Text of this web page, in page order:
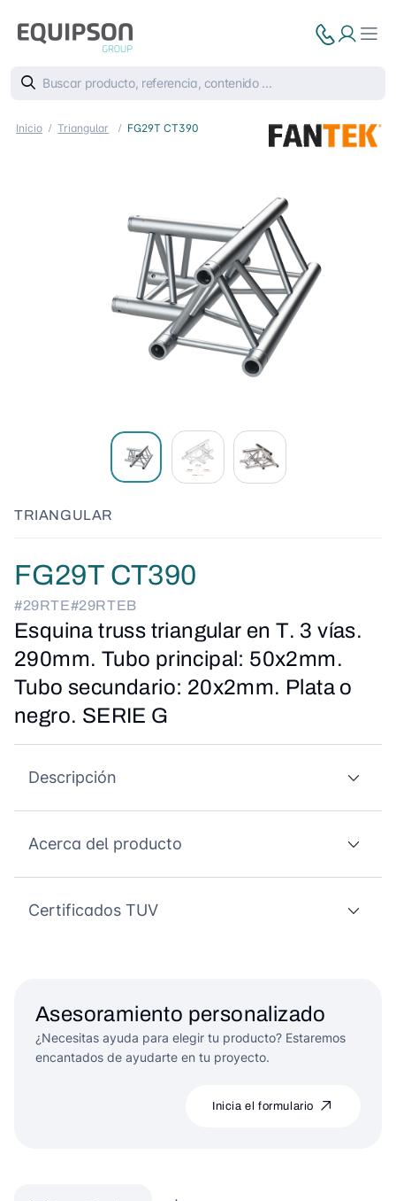
Inicio Triangular FG29T CT390
TRIANGULAR
FG29T CT390
#29RTE#29RTEB
Esquina truss triangular en T. 3 vías.
290mm. Tubo principal: 50x2mm.
Tubo secundario: 20x2mm. Plata o
negro. SERIE G
Descripción
Acerca del producto
Certificados TUV
Asesoramiento personalizado
¿Necesitas ayuda para elegir tu producto? Estaremos
encantados de ayudarte en tu proyecto.
Inicia el formulario